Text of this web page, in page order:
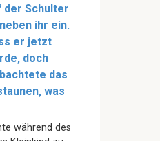
Schulter
ihr ein.
er jetzt
doch
das
was
während des